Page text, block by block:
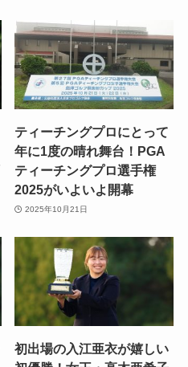
ティーチングプロにとって
年に1度の晴れ舞台！PGA
ティーチングプロ選手権
2025がいよいよ開幕
2025年10月21日
初出場の入江亜衣が嬉しい